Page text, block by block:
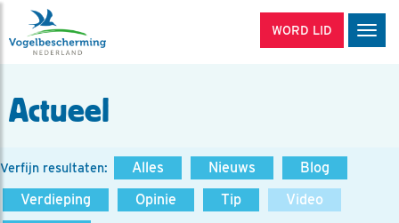
WORD LID
Actueel
Verfijn resultaten: Alles Nieuws
Blog
Verdieping
Opinie Tip
Video